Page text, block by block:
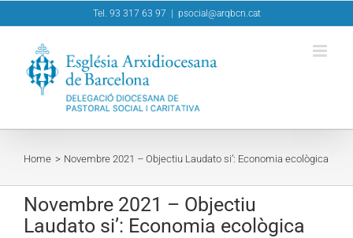
to
Tel. 93 317 63 97 psocial@arqbcn.cat
Home Novembre 2021 – Objectiu Laudato si’: Economia ecològica
Novembre 2021 – Objectiu
Laudato si’: Economia ecològica